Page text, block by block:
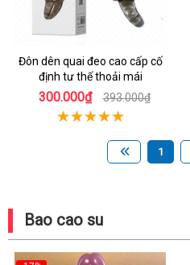
Đôn dên quai đeo cao cấp cố
định tư thế thoải mái
300.000₫ 393.000₫
1
Bao cao su